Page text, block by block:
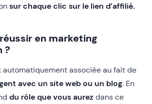
sur chaque clic sur le lien d’affilié.
en marketing
?
automatiquement associée au fait de
avec un site web ou un blog. En
du rôle que vous aurez dans ce